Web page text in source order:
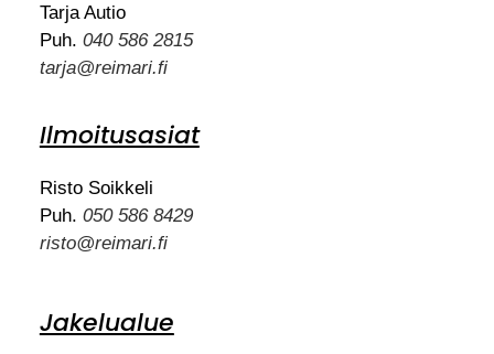
Tarja Autio
Puh. 040 586 2815
tarja@reimari.fi
Ilmoitusasiat
Risto Soikkeli
Puh. 050 586 8429
risto@reimari.fi
Jakelualue